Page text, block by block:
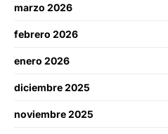
marzo 2026
febrero 2026
enero 2026
diciembre 2025
noviembre 2025